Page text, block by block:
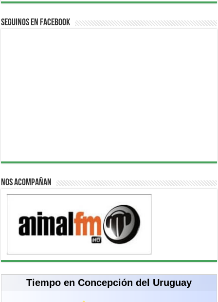
Seguinos en Facebook
Nos acompañan
Tiempo en Concepción del Uruguay